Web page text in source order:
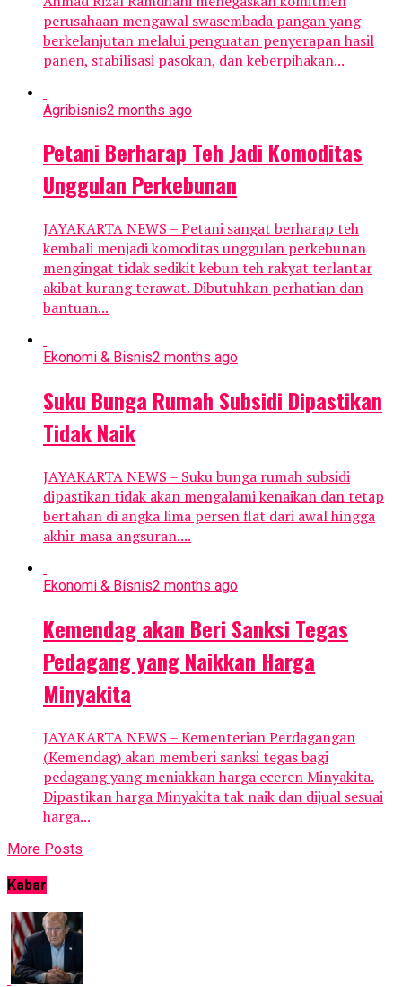
perusahaan mengawal swasembada pangan yang
berkelanjutan melalui penguatan penyerapan hasil
panen, stabilisasi pasokan, dan keberpihakan...
Agribisnis2 months ago
Petani Berharap Teh Jadi Komoditas
Unggulan Perkebunan
JAYAKARTA NEWS – Petani sangat berharap teh
kembali menjadi komoditas unggulan perkebunan
mengingat tidak sedikit kebun teh rakyat terlantar
akibat kurang terawat. Dibutuhkan perhatian dan
bantuan...
Ekonomi & Bisnis2 months ago
Suku Bunga Rumah Subsidi Dipastikan
Tidak Naik
JAYAKARTA NEWS – Suku bunga rumah subsidi
dipastikan tidak akan mengalami kenaikan dan tetap
bertahan di angka lima persen flat dari awal hingga
akhir masa angsuran....
Ekonomi & Bisnis2 months ago
Kemendag akan Beri Sanksi Tegas
Pedagang yang Naikkan Harga
Minyakita
JAYAKARTA NEWS – Kementerian Perdagangan
(Kemendag) akan memberi sanksi tegas bagi
pedagang yang meniakkan harga eceren Minyakita.
Dipastikan harga Minyakita tak naik dan dijual sesuai
harga...
More Posts
Kabar